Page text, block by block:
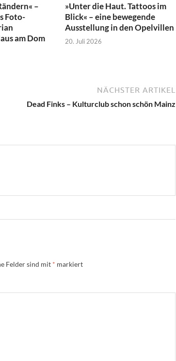
–
Foto-
am Dom
»Unter die Haut. Tattoos im
Blick« – eine bewegende
Ausstellung in den Opelvillen
20. Juli 2026
NÄCHSTER ARTIKEL
Dead Finks – Kulturclub schon schön Mainz
Felder sind mit * markiert